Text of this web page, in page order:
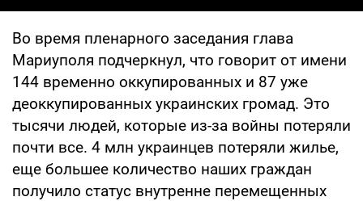
Во время пленарного заседания глава
Мариуполя подчеркнул, что говорит от имени
144 временно оккупированных и 87 уже
деоккупированных украинских громад. Это
тысячи людей, которые из-за войны потеряли
почти все. 4 млн украинцев потеряли жилье,
еще большее количество наших граждан
получило статус внутренне перемещенных